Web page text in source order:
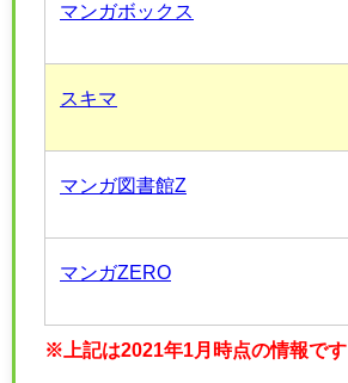
マンガボックス
スキマ
マンガ図書館Z
マンガZERO
※上記は2021年1月時点の情報です